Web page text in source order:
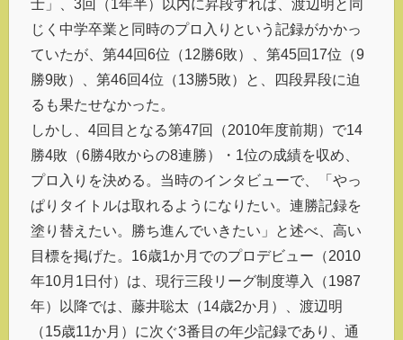
士」、3回（1年半）以内に昇段すれば、渡辺明と同
じく中学卒業と同時のプロ入りという記録がかかっ
ていたが、第44回6位（12勝6敗）、第45回17位（9
勝9敗）、第46回4位（13勝5敗）と、四段昇段に迫
るも果たせなかった。
しかし、4回目となる第47回（2010年度前期）で14
勝4敗（6勝4敗からの8連勝）・1位の成績を収め、
プロ入りを決める。当時のインタビューで、「やっ
ぱりタイトルは取れるようになりたい。連勝記録を
塗り替えたい。勝ち進んでいきたい」と述べ、高い
目標を掲げた。16歳1か月でのプロデビュー（2010
年10月1日付）は、現行三段リーグ制度導入（1987
年）以降では、藤井聡太（14歳2か月）、渡辺明
（15歳11か月）に次ぐ3番目の年少記録であり、通